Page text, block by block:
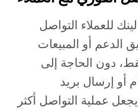
للعملاء التواصل
الدعم أو المبيعات
دون الحاجة إلى
أو إرسال بريد
عملية التواصل أكثر